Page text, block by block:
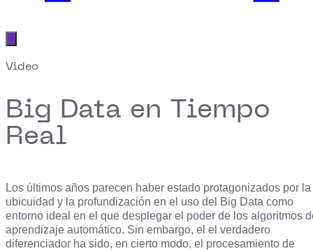
Video
Big Data en Tiempo
Real
Los últimos años parecen haber estado protagonizados por la
ubicuidad y la profundización en el uso del Big Data como
entorno ideal en el que desplegar el poder de los algoritmos
aprendizaje automático. Sin embargo, el el verdadero
diferenciador ha sido, en cierto modo, el procesamiento de